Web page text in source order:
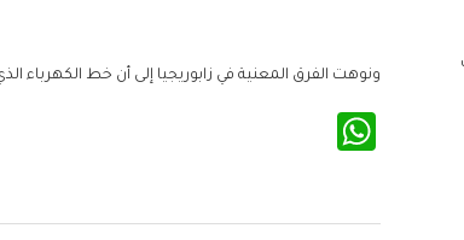
ونوهت الفرق المعنية في زابوريجيا إلى أن خط